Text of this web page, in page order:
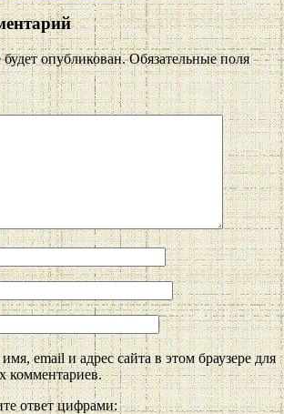
опубликован. Обязательные поля
email и адрес сайта в этом браузере для
комментариев.
ответ цифрами: